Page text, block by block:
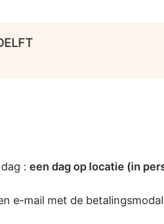
: een dag op locatie (in
e-mail met de